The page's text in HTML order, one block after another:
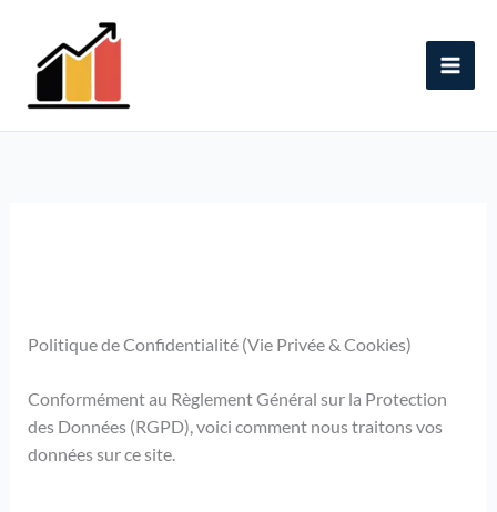
contenu
Politique de Confidentialité (Vie Privée & Cookies)
Conformément au Règlement Général sur la Protection
des Données (RGPD), voici comment nous traitons vos
données sur ce site.